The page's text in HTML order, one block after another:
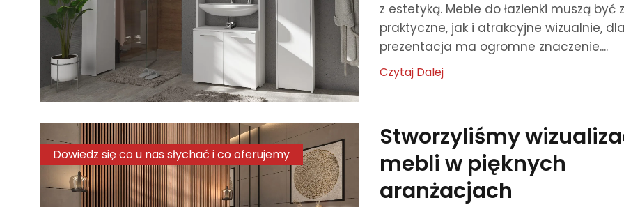
z estetyką. Meble do łazienki muszą być
praktyczne, jak i atrakcyjne wizualnie,
prezentacja ma ogromne znaczenie....
Czytaj Dalej
Dowiedz się co u nas słychać i co oferujemy
Stworzyliśmy
mebli w pięknych
aranżacjach